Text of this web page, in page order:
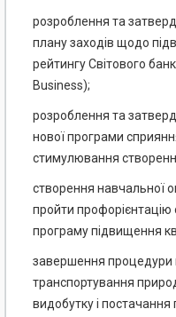
розроблення та
плану заходів щодо
рейтингу Світового
Business);
розроблення та
нової програми
стимулювання
створення навчальної
пройти профорієнтацію
програму підвищення
завершення процедури
транспортування
видобутку і